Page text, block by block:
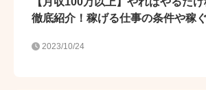
徹底紹介！稼げる仕事の条件や稼
2023/10/24